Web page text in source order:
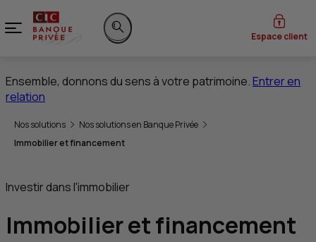
Menu
Rechercher sur le site
Espace client
Ensemble, donnons du sens à votre patrimoine.Entrer en
relation
Vous êtes ici:
Nos solutions
Nos solutions en Banque Privée
Immobilier et financement
Investir dans l'immobilier
Immobilier et financement